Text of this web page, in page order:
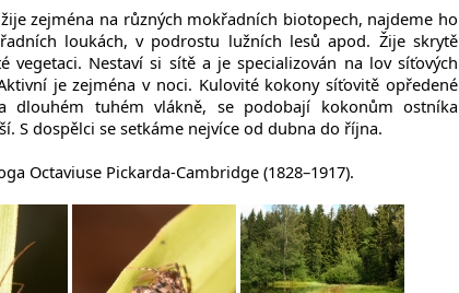
zejména na různých mokřadních biotopech, najdeme ho
loukách, v podrostu lužních lesů apod. Žije skrytě
Nestaví si sítě a je specializován na lov síťových
je zejména v noci. Kulovité kokony síťovitě opředené
dlouhém tuhém vlákně, se podobají kokonům ostníka
S dospělci se setkáme nejvíce od dubna do října.
Octaviuse Pickarda-Cambridge (1828–1917).